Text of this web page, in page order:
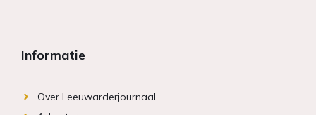
Informatie
Over Leeuwarderjournaal